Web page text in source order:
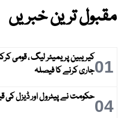
مقبول ترین خبریں
01جاری کرنے کا فیصلہ
04حکومت نے پیٹرول اور ڈیزل